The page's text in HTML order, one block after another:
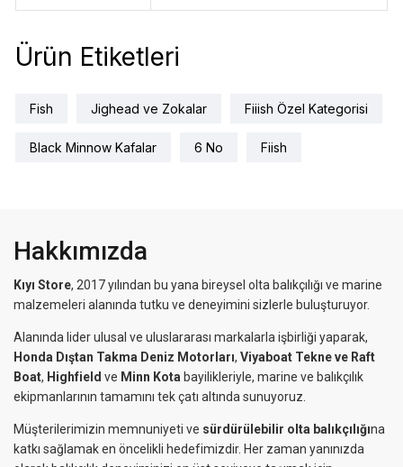
Ürün Etiketleri
Fish Jighead ve Zokalar Fiiish Özel Kategorisi
Black Minnow Kafalar 6 No Fiish
Hakkımızda
Kıyı Store, 2017 yılından bu yana bireysel olta balıkçılığı ve marine
malzemeleri alanında tutku ve deneyimini sizlerle buluşturuyor.
Alanında lider ulusal ve uluslararası markalarla işbirliği yaparak,
Honda Dıştan Takma Deniz Motorları, Viyaboat Tekne ve Raft
Boat, Highfield ve Minn Kota bayilikleriyle, marine ve balıkçılık
ekipmanlarının tamamını tek çatı altında sunuyoruz.
Müşterilerimizin memnuniyeti ve sürdürülebilir olta balıkçılığına
katkı sağlamak en öncelikli hedefimizdir. Her zaman yanınızda